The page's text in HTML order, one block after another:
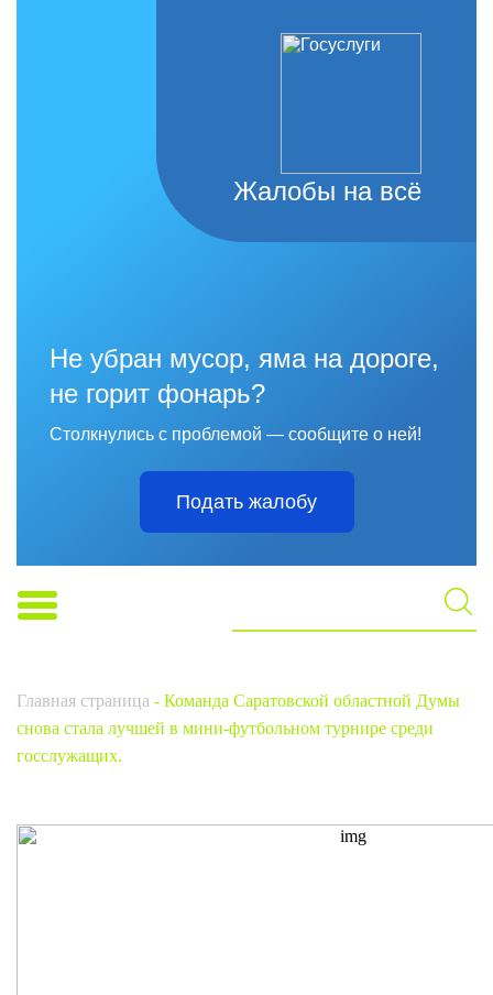
Жалобы на всё
Не убран мусор, яма на дороге,
не горит фонарь?
Столкнулись с проблемой — сообщите о ней!
Подать жалобу
Главная страница - Команда Саратовской областной Думы
снова стала лучшей в мини-футбольном турнире среди
госслужащих.